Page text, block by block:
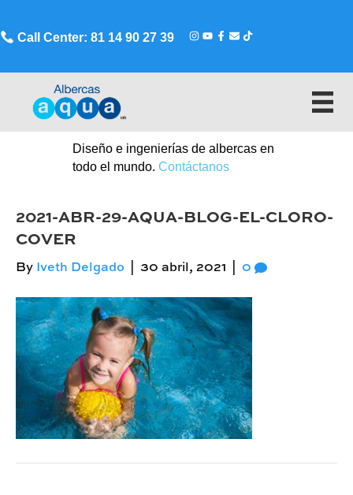
Call Center: 81 14 90 27 39
Diseño e ingenierías de albercas en
todo el mundo. Contáctanos
2021-ABR-29-AQUA-BLOG-EL-CLORO-
COVER
By Iveth Delgado 30 abril, 2021 0